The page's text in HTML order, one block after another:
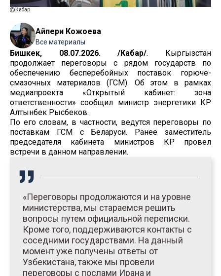
Кабар
Айпери Кожоева
Все материалы
Бишкек, 08.07.2026. /Кабар/. Кыргызстан
продолжает переговоры с рядом государств по
обеспечению бесперебойных поставок горюче-
смазочных материалов (ГСМ). Об этом в рамках
медиапроекта «Открытый кабинет: зона
ответственности» сообщил министр энергетики КР
Алтынбек Рысбеков.
По его словам, в частности, ведутся переговоры по
поставкам ГСМ с Беларуси. Ранее заместитель
председателя кабинета министров КР провел
встречи в данном направлении.
«Переговоры продолжаются и на уровне
министерства, мы стараемся решить
вопросы путем официальной переписки.
Кроме того, поддерживаются контакты с
соседними государствами. На данный
момент уже получены ответы от
Узбекистана, также мы провели
переговоры с послами Ирана и